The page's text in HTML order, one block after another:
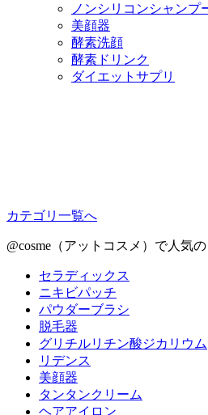
ノンシリコンシャンプ
美顔器
酵素洗顔
酵素ドリンク
ダイエットサプリ
カテゴリ一覧へ
@cosme（アットコスメ）で人気
セラディックス
ニキビパッチ
パウダーブラシ
脱毛器
グリチルリチン酸ジカリウム
リデンス
美顔器
タンタンクリーム
ヘアアイロン